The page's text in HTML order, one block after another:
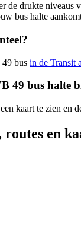
de drukte niveaus
bus halte
bus in de Transit
49 bus halte
kaart te zien en
routes en